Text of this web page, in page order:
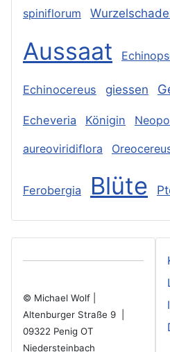
spiniflorum
Aussaat
Echinocereus giessen
Echeveria Königin
aureoviridiflora
Ferobergia Blüte
© Michael Wolf |
Altenburger Straße 9 |
09322 Penig OT
Niedersteinbach